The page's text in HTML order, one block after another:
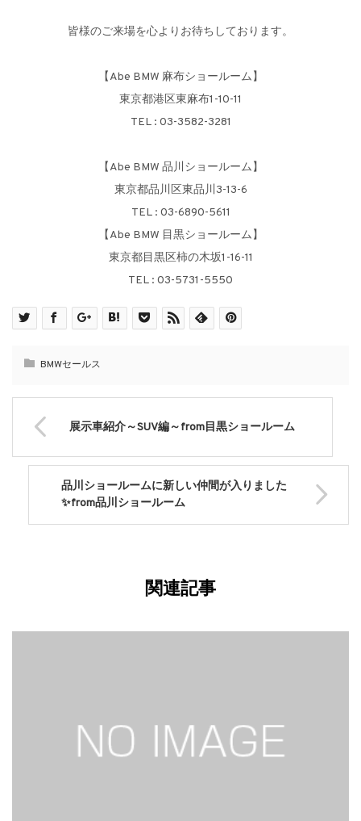
皆様のご来場を心よりお待ちしております。
【Abe BMW 麻布ショールーム】
東京都港区東麻布1-10-11
TEL : 03-3582-3281
【Abe BMW 品川ショールーム】
東京都品川区東品川3-13-6
TEL : 03-6890-5611
【Abe BMW 目黒ショールーム】
東京都目黒区柿の木坂1-16-11
TEL : 03-5731-5550
BMWセールス
展示車紹介～SUV編～from目黒ショールーム
品川ショールームに新しい仲間が入りました
✨from品川ショールーム
関連記事